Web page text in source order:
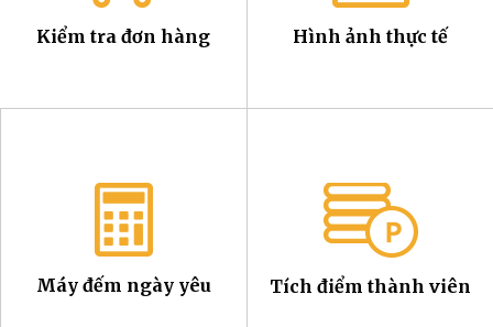
Kiểm tra đơn hàng Hình ảnh thực tế
Máy đếm ngày yêu Tích điểm thành viên